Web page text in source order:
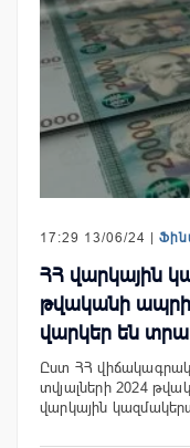
17:29 13/06/24 |
ՀՀ վարկային
թվականի
վարկեր են
Ըստ ՀՀ
տվյալների 2024
վարկային